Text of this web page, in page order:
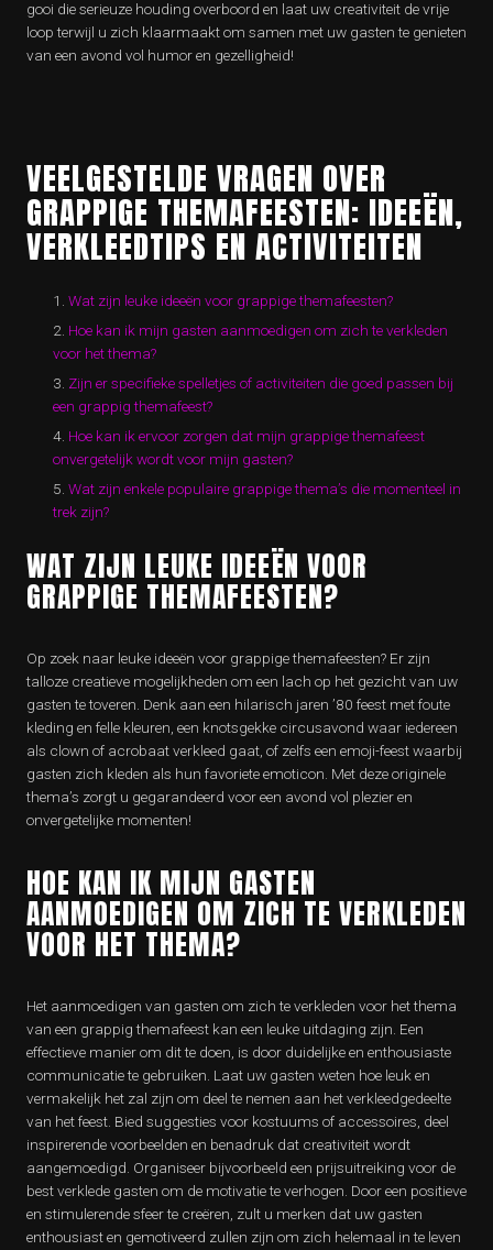
gooi die serieuze houding overboord en laat uw creativiteit de vrije
loop terwijl u zich klaarmaakt om samen met uw gasten te genieten
van een avond vol humor en gezelligheid!
VEELGESTELDE VRAGEN OVER
GRAPPIGE THEMAFEESTEN: IDEEËN,
VERKLEEDTIPS EN ACTIVITEITEN
Wat zijn leuke ideeën voor grappige themafeesten?
Hoe kan ik mijn gasten aanmoedigen om zich te verkleden
voor het thema?
Zijn er specifieke spelletjes of activiteiten die goed passen bij
een grappig themafeest?
Hoe kan ik ervoor zorgen dat mijn grappige themafeest
onvergetelijk wordt voor mijn gasten?
Wat zijn enkele populaire grappige thema’s die momenteel in
trek zijn?
WAT ZIJN LEUKE IDEEËN VOOR
GRAPPIGE THEMAFEESTEN?
Op zoek naar leuke ideeën voor grappige themafeesten? Er zijn
talloze creatieve mogelijkheden om een lach op het gezicht van uw
gasten te toveren. Denk aan een hilarisch jaren ’80 feest met foute
kleding en felle kleuren, een knotsgekke circusavond waar iedereen
als clown of acrobaat verkleed gaat, of zelfs een emoji-feest waarbij
gasten zich kleden als hun favoriete emoticon. Met deze originele
thema’s zorgt u gegarandeerd voor een avond vol plezier en
onvergetelijke momenten!
HOE KAN IK MIJN GASTEN
AANMOEDIGEN OM ZICH TE VERKLEDEN
VOOR HET THEMA?
Het aanmoedigen van gasten om zich te verkleden voor het thema
van een grappig themafeest kan een leuke uitdaging zijn. Een
effectieve manier om dit te doen, is door duidelijke en enthousiaste
communicatie te gebruiken. Laat uw gasten weten hoe leuk en
vermakelijk het zal zijn om deel te nemen aan het verkleedgedeelte
van het feest. Bied suggesties voor kostuums of accessoires, deel
inspirerende voorbeelden en benadruk dat creativiteit wordt
aangemoedigd. Organiseer bijvoorbeeld een prijsuitreiking voor de
best verklede gasten om de motivatie te verhogen. Door een positieve
en stimulerende sfeer te creëren, zult u merken dat uw gasten
enthousiast en gemotiveerd zullen zijn om zich helemaal in te leven